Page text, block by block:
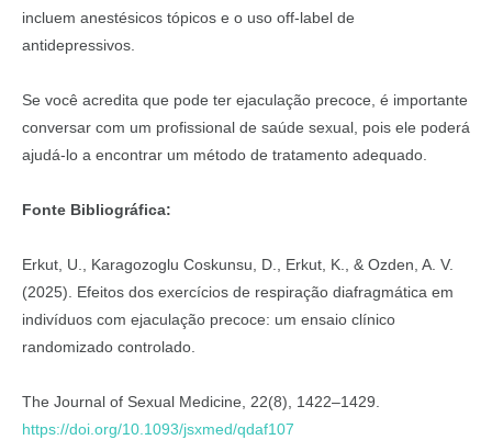
incluem anestésicos tópicos e o uso off-label de
antidepressivos.
Se você acredita que pode ter ejaculação precoce, é importante
conversar com um profissional de saúde sexual, pois ele poderá
ajudá-lo a encontrar um método de tratamento adequado.
Fonte Bibliográfica:
Erkut, U., Karagozoglu Coskunsu, D., Erkut, K., & Ozden, A. V.
(2025). Efeitos dos exercícios de respiração diafragmática em
indivíduos com ejaculação precoce: um ensaio clínico
randomizado controlado.
The Journal of Sexual Medicine, 22(8), 1422–1429.
https://doi.org/10.1093/jsxmed/qdaf107